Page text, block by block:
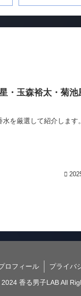
・玉森裕太・菊池
を厳選して紹介します
ロフィール プライバ
香る男子LAB All